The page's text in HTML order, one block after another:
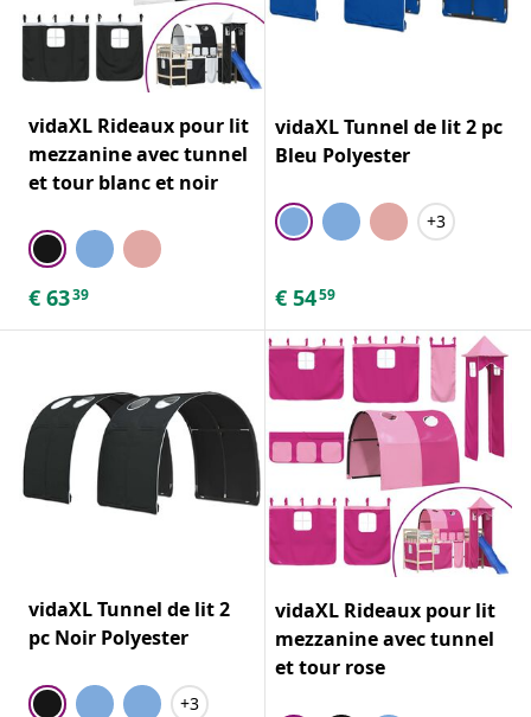
vidaXL Rideaux pour lit
mezzanine avec tunnel
et tour blanc et noir
€ 6339
vidaXL Tunnel de lit 2 pc
Bleu Polyester
+3
€ 5459
vidaXL Tunnel de lit 2
pc Noir Polyester
+3
vidaXL Rideaux pour lit
mezzanine avec tunnel
et tour rose